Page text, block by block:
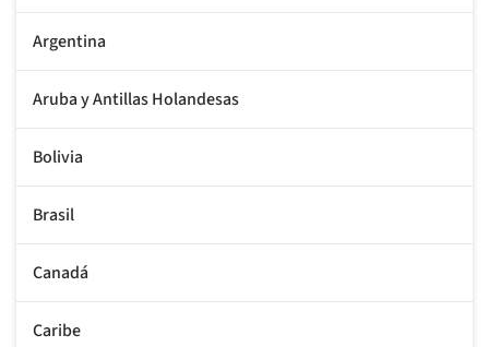
Argentina
Aruba y Antillas Holandesas
Bolivia
Brasil
Canadá
Caribe